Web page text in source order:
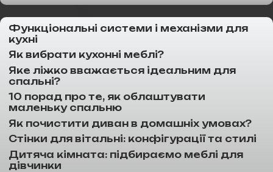
Функціональні системи і механізми для
кухні
Як вибрати кухонні меблі?
Яке ліжко вважається ідеальним для
спальні?
10 порад про те, як облаштувати
маленьку спальню
Як почистити диван в домашніх умовах?
Стінки для вітальні: конфігурації та стилі
Дитяча кімната: підбираємо меблі для
дівчинки